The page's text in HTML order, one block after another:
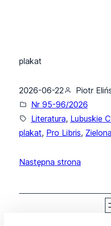
plakat
2026-06-22 Piotr
Nr 95-96/2026
Literatura, Lubuskie
plakat, Pro Libris,
Następna strona